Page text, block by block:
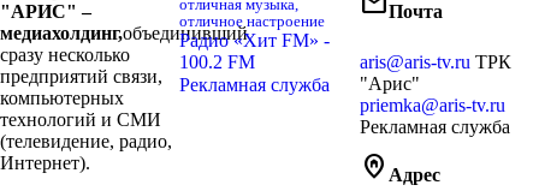
"АРИС" –
медиахолдинг,объединивший
сразу несколько
предприятий связи,
компьютерных
технологий и СМИ
(телевидение, радио,
Интернет).
отличная музыка,
отличное настроение
Радио «Хит FM» -
100.2 FM
Рекламная служба
Почта
aris@aris-tv.ru ТРК
"Арис"
priemka@aris-tv.ru
Рекламная служба
home_pin Адрес